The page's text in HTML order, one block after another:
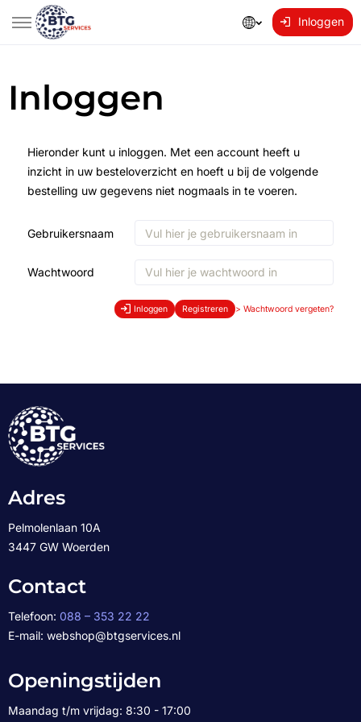
Inloggen
Inloggen
Hieronder kunt u inloggen. Met een account heeft u
inzicht in uw besteloverzicht en hoeft u bij de volgende
bestelling uw gegevens niet nogmaals in te voeren.
Gebruikersnaam
Wachtwoord
Inloggen Registreren > Wachtwoord vergeten?
Adres
Pelmolenlaan 10A
3447 GW Woerden
Contact
Telefoon: 088 – 353 22 22
E-mail: webshop@btgservices.nl
Openingstijden
Maandag t/m vrijdag: 8:30 - 17:00